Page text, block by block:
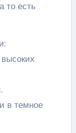
то есть
в темное